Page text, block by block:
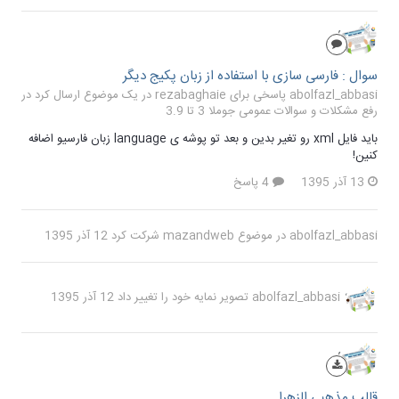
سوال : فارسی سازی با استفاده از زبان پکیج دیگر
abolfazl_abbasi پاسخی برای rezabaghaie در یک موضوع ارسال کرد در
رفع مشکلات و سوالات عمومی جوملا 3 تا 3.9
باید فایل xml رو تغیر بدین و بعد تو پوشه ی language زبان فارسیو اضافه
کنین!
13 آذر 1395
abolfazl_abbasi در موضوع mazandweb شرکت کرد 12 آذر 1395
abolfazl_abbasi تصویر نمایه خود را تغییر داد 12 آذر 1395